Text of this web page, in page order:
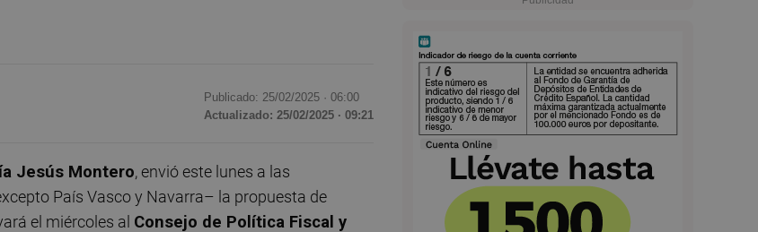
Publicado: 25/02/2025 · 06:00
Actualizado: 25/02/2025 · 09:21
Jesús Montero, envió este lunes a las
País Vasco y Navarra– la propuesta de
el miércoles al Consejo de Política Fiscal y